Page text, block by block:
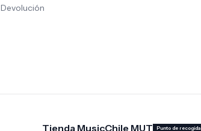
Tienda MusicChile MUT Punto de recogida